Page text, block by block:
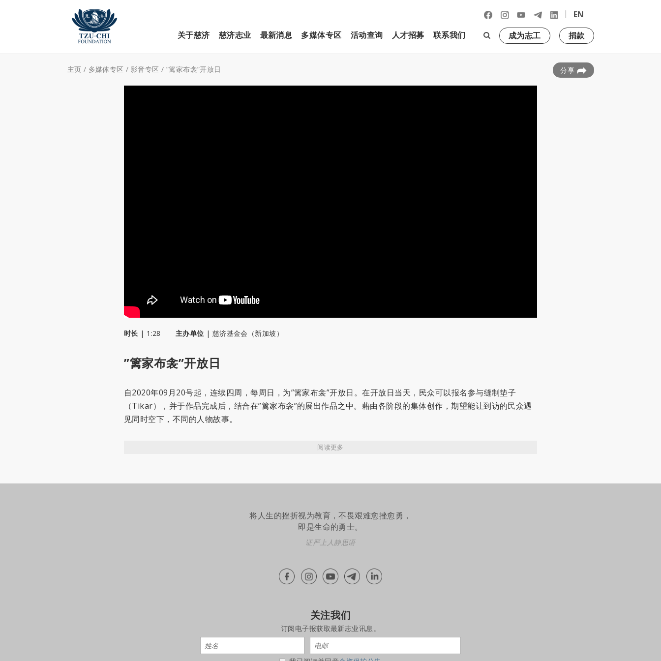
|
EN
关于慈济
慈济志业 最新消息 多媒体专区 活动查询 人才招募 联系我们 成为志工 捐款
主页 / 多媒体专区 / 影音专区 / ”篱家布衾”开放日 分享
时长 | 1:28 主办单位 | 慈济基金会（新加坡）
”篱家布衾”开放日
自2020年09月20号起，连续四周，每周日，为”篱家布衾”开放日。在开放日当天，民众可以报名参与缝制垫子
（Tikar），并于作品完成后，结合在”篱家布衾”的展出作品之中。藉由各阶段的集体创作，期望能让到访的民众遇
见同时空下，不同的人物故事。
阅读更多
将人生的挫折视为教育，不畏艰难愈挫愈勇，
即是生命的勇士。
证严上人静思语
关注我们
订阅电子报获取最新志业讯息。